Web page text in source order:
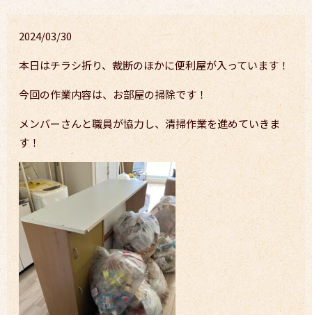
2024/03/30
本日はチラシ折り、裁断のほかに便利屋が入っています！
今回の作業内容は、お部屋の掃除です！
メンバーさんと職員が協力し、清掃作業を進めていきま
す！